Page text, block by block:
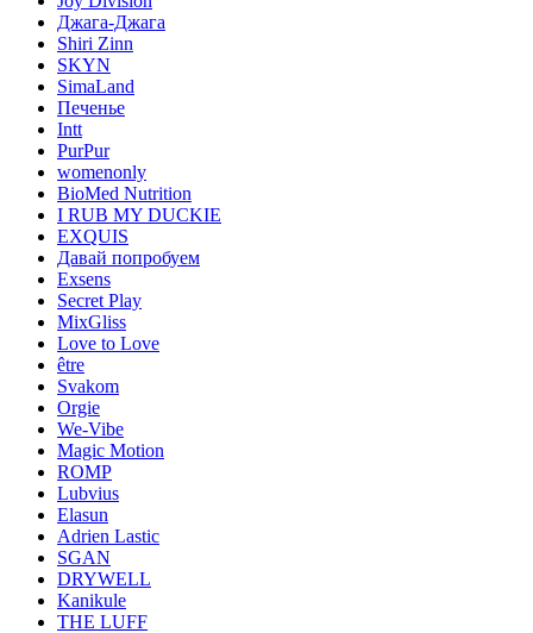
Джага-Джага
Shiri Zinn
SKYN
SimaLand
Печенье
Intt
PurPur
womenonly
BioMed Nutrition
I RUB MY DUCKIE
EXQUIS
Давай попробуем
Exsens
Secret Play
MixGliss
Love to Love
être
Svakom
Orgie
We-Vibe
Magic Motion
ROMP
Lubvius
Elasun
Adrien Lastic
SGAN
DRYWELL
Kanikule
THE LUFF